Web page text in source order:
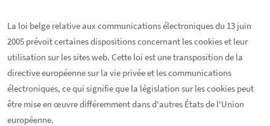
La loi belge relative aux communications électroniques du 13 juin
2005 prévoit certaines dispositions concernant les cookies et leur
utilisation sur les sites web. Cette loi est une transposition de la
directive européenne sur la vie privée et les communications
électroniques, ce qui signifie que la législation sur les cookies peut
être mise en œuvre différemment dans d'autres États de l'Union
européenne.